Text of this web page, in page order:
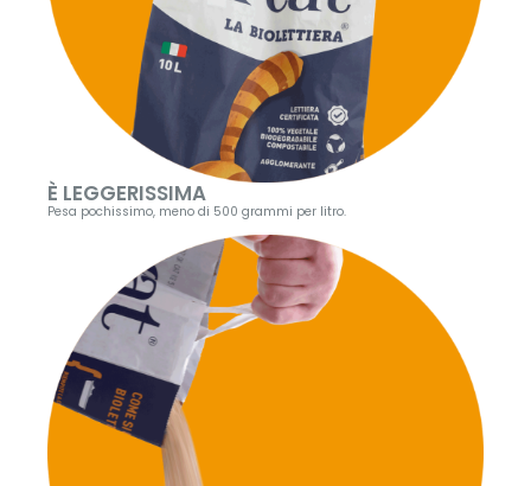
È LEGGERISSIMA
Pesa pochissimo, meno di 500 grammi per litro.